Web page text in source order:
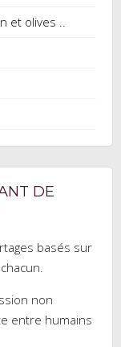
et olives ..
DE
basés sur
non
entre humains